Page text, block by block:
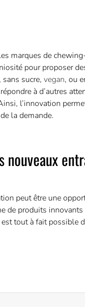
marques de
pour proposer
sucre, vegan, ou
à d’autres
l’innovation
la demande.
nouveaux
peut être une
de produits
tout à fait possible